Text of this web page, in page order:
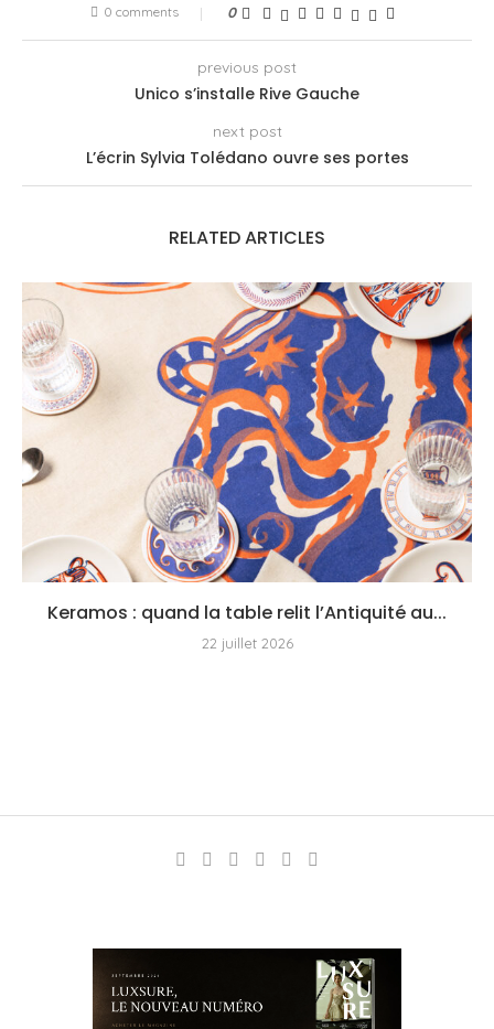
0 comments 0
previous post
Unico s’installe Rive Gauche
next post
L’écrin Sylvia Tolédano ouvre ses portes
RELATED ARTICLES
Keramos : quand la table relit l’Antiquité au...
22 juillet 2026